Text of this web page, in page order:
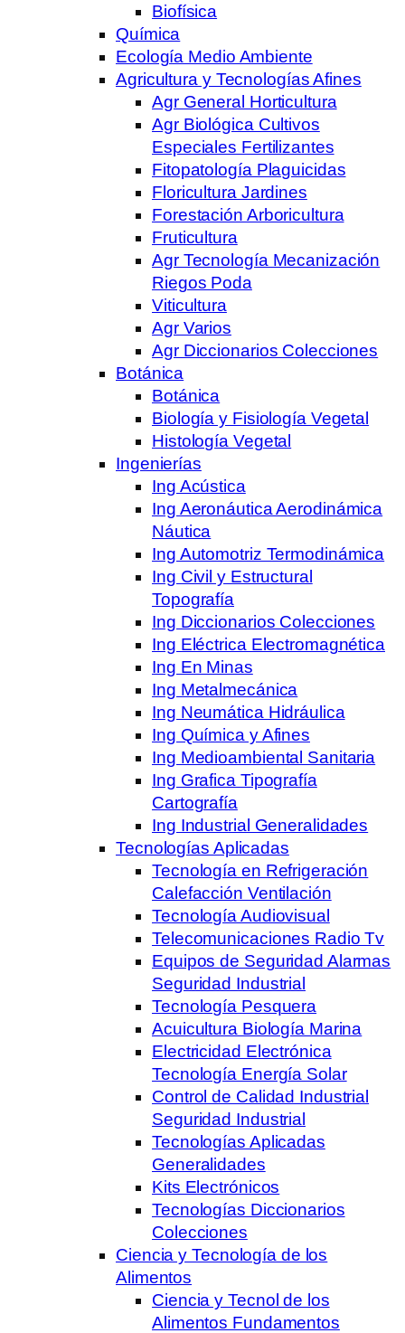
Biofísica
Química
Ecología Medio Ambiente
Agricultura y Tecnologías Afines
Agr General Horticultura
Agr Biológica Cultivos
Especiales Fertilizantes
Fitopatología Plaguicidas
Floricultura Jardines
Forestación Arboricultura
Fruticultura
Agr Tecnología Mecanización
Riegos Poda
Viticultura
Agr Varios
Agr Diccionarios Colecciones
Botánica
Botánica
Biología y Fisiología Vegetal
Histología Vegetal
Ingenierías
Ing Acústica
Ing Aeronáutica Aerodinámica
Náutica
Ing Automotriz Termodinámica
Ing Civil y Estructural
Topografía
Ing Diccionarios Colecciones
Ing Eléctrica Electromagnética
Ing En Minas
Ing Metalmecánica
Ing Neumática Hidráulica
Ing Química y Afines
Ing Medioambiental Sanitaria
Ing Grafica Tipografía
Cartografía
Ing Industrial Generalidades
Tecnologías Aplicadas
Tecnología en Refrigeración
Calefacción Ventilación
Tecnología Audiovisual
Telecomunicaciones Radio Tv
Equipos de Seguridad Alarmas
Seguridad Industrial
Tecnología Pesquera
Acuicultura Biología Marina
Electricidad Electrónica
Tecnología Energía Solar
Control de Calidad Industrial
Seguridad Industrial
Tecnologías Aplicadas
Generalidades
Kits Electrónicos
Tecnologías Diccionarios
Colecciones
Ciencia y Tecnología de los
Alimentos
Ciencia y Tecnol de los
Alimentos Fundamentos